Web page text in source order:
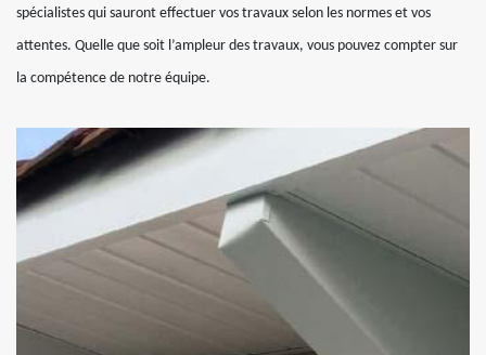
spécialistes qui sauront effectuer vos travaux selon les normes et vos
attentes. Quelle que soit l’ampleur des travaux, vous pouvez compter sur
la compétence de notre équipe.